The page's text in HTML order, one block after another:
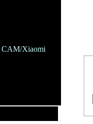
Xiaomi